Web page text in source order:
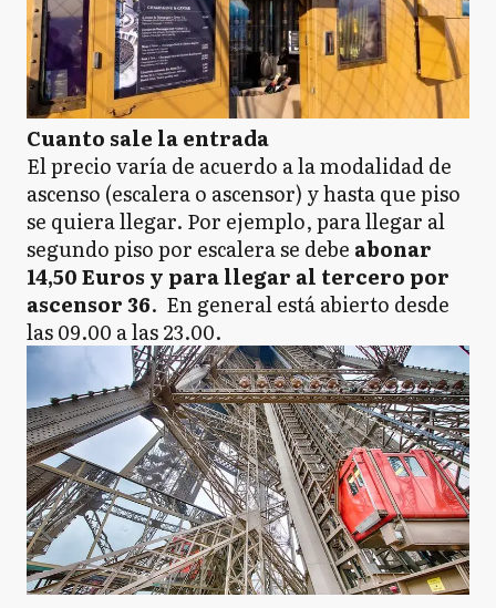
Cuanto sale la entrada
El precio varía de acuerdo a la modalidad de
ascenso (escalera o ascensor) y hasta que piso
se quiera llegar. Por ejemplo, para llegar al
segundo piso por escalera se debe abonar
14,50 Euros y para llegar al tercero por
ascensor 36. En general está abierto desde
las 09.00 a las 23.00.